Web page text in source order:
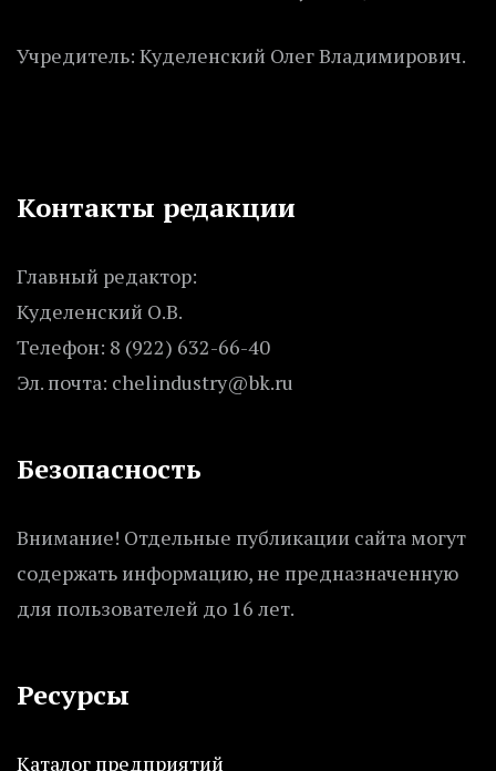
Учредитель: Куделенский Олег Владимирович.
Контакты редакции
Главный редактор:
Куделенский О.В.
Телефон: 8 (922) 632-66-40
Эл. почта: chelindustry@bk.ru
Безопасность
Внимание! Отдельные публикации сайта могут
содержать информацию, не предназначенную
для пользователей до 16 лет.
Ресурсы
Каталог предприятий